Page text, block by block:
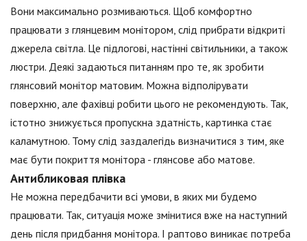
Вони максимально розмиваються. Щоб комфортно
працювати з глянцевим монітором, слід прибрати відкриті
джерела світла. Це підлогові, настінні світильники, а також
люстри. Деякі задаються питанням про те, як зробити
глянсовий монітор матовим. Можна відполірувати
поверхню, але фахівці робити цього не рекомендують. Так,
істотно знижується пропускна здатність, картинка стає
каламутною. Тому слід заздалегідь визначитися з тим, яке
має бути покриття монітора - глянсове або матове.
Антибликовая плівка
Не можна передбачити всі умови, в яких ми будемо
працювати. Так, ситуація може змінитися вже на наступний
день після придбання монітора. І раптово виникає потреба